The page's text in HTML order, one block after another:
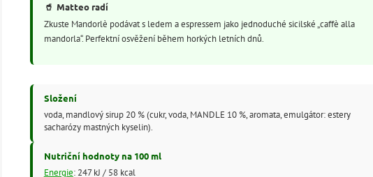
🥤 Matteo radí
Zkuste Mandorlè podávat s ledem a espressem jako jednoduché sicilské „caffè alla
mandorla“. Perfektní osvěžení během horkých letních dnů.
Složení
voda, mandlový sirup 20 % (cukr, voda, MANDLE 10 %, aromata, emulgátor: estery
sacharózy mastných kyselin).
Nutriční hodnoty na 100 ml
Energie: 247 kJ / 58 kcal